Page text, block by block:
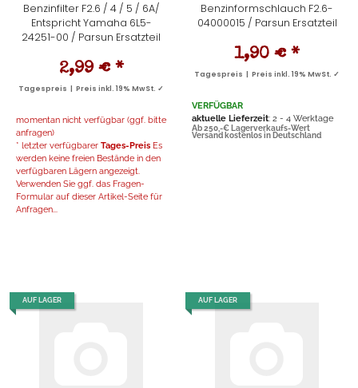
Benzinfilter F2.6 / 4 / 5 / 6A/
Entspricht Yamaha 6L5-
24251-00 / Parsun Ersatzteil
2,99 € *
Tagespreis | Preis inkl. 19% MwSt. ✓
momentan nicht verfügbar (ggf. bitte
anfragen)
* letzter verfügbarer Tages-Preis Es
werden keine freien Bestände in den
verfügbaren Lägern angezeigt.
Verwenden Sie ggf. das Fragen-
Formular auf dieser Artikel-Seite für
Anfragen...
Benzinformschlauch F2.6-
04000015 / Parsun Ersatzteil
1,90 € *
Tagespreis | Preis inkl. 19% MwSt. ✓
VERFÜGBAR
aktuelle Lieferzeit: 2 - 4 Werktage
Ab 250,-€ Lagerverkaufs-Wert
Versand kostenlos in Deutschland
AUF LAGER AUF LAGER